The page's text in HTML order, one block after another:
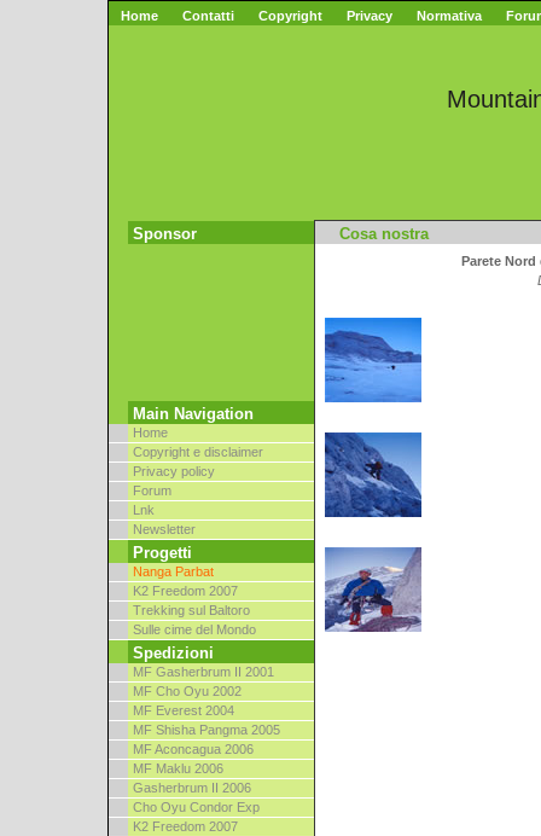
Home Contatti Copyright Privacy Normativa
Sponsor
Main Navigation
Home
Copyright e disclaimer
Privacy policy
Forum
Lnk
Newsletter
Progetti
Nanga Parbat
K2 Freedom 2007
Trekking sul Baltoro
Sulle cime del Mondo
Spedizioni
MF Gasherbrum II 2001
MF Cho Oyu 2002
MF Everest 2004
MF Shisha Pangma 2005
MF Aconcagua 2006
MF Maklu 2006
Gasherbrum II 2006
Cho Oyu Condor Exp
K2 Freedom 2007
Cosa nostra
Parete Nord